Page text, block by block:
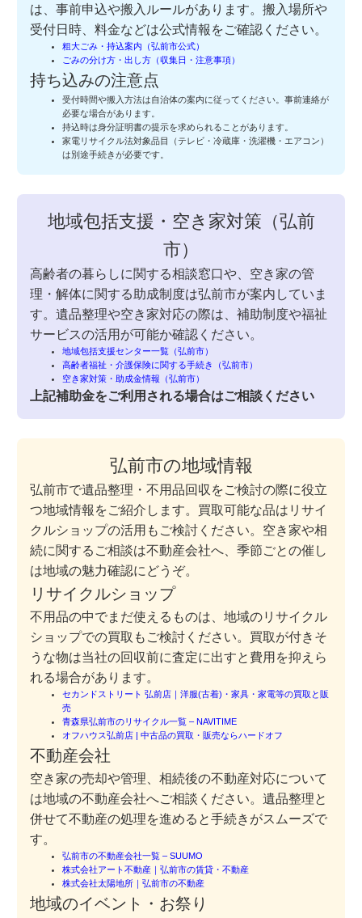
は、事前申込や搬入ルールがあります。搬入場所や
受付日時、料金などは公式情報をご確認ください。
粗大ごみ・持込案内（弘前市公式）
ごみの分け方・出し方（収集日・注意事項）
持ち込みの注意点
受付時間や搬入方法は自治体の案内に従ってください。事前連絡が
必要な場合があります。
持込時は身分証明書の提示を求められることがあります。
家電リサイクル法対象品目（テレビ・冷蔵庫・洗濯機・エアコン）
は別途手続きが必要です。
地域包括支援・空き家対策（弘前
市）
高齢者の暮らしに関する相談窓口や、空き家の管
理・解体に関する助成制度は弘前市が案内していま
す。遺品整理や空き家対応の際は、補助制度や福祉
サービスの活用が可能か確認ください。
地域包括支援センター一覧（弘前市）
高齢者福祉・介護保険に関する手続き（弘前市）
空き家対策・助成金情報（弘前市）
上記補助金をご利用される場合はご相談ください
弘前市の地域情報
弘前市で遺品整理・不用品回収をご検討の際に役立
つ地域情報をご紹介します。買取可能な品はリサイ
クルショップの活用もご検討ください。空き家や相
続に関するご相談は不動産会社へ、季節ごとの催し
は地域の魅力確認にどうぞ。
リサイクルショップ
不用品の中でまだ使えるものは、地域のリサイクル
ショップでの買取もご検討ください。買取が付きそ
うな物は当社の回収前に査定に出すと費用を抑えら
れる場合があります。
セカンドストリート 弘前店｜洋服(古着)・家具・家電等の買取と販
売
青森県弘前市のリサイクル一覧 – NAVITIME
オフハウス弘前店 | 中古品の買取・販売ならハードオフ
不動産会社
空き家の売却や管理、相続後の不動産対応について
は地域の不動産会社へご相談ください。遺品整理と
併せて不動産の処理を進めると手続きがスムーズで
す。
弘前市の不動産会社一覧 – SUUMO
株式会社アート不動産｜弘前市の賃貸・不動産
株式会社太陽地所｜弘前市の不動産
地域のイベント・お祭り